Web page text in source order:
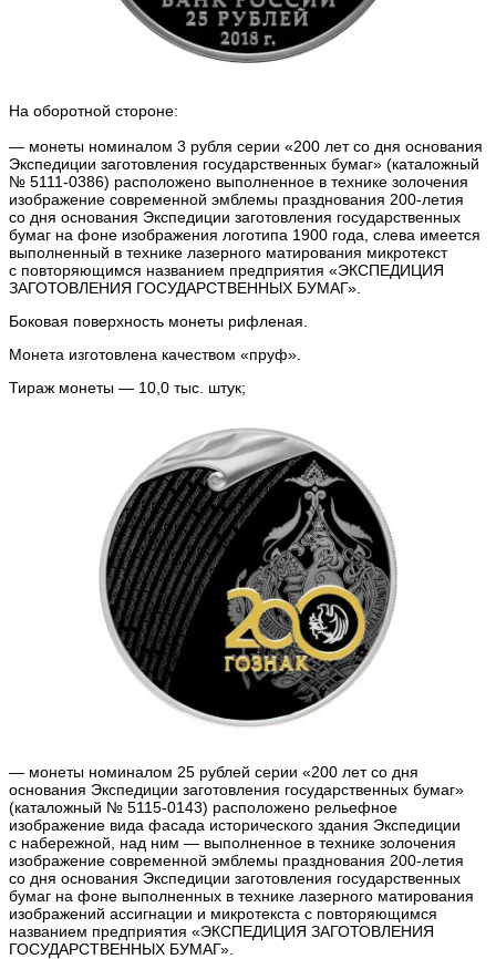
На оборотной стороне:
— монеты номиналом 3 рубля серии «200 лет со дня основания
Экспедиции заготовления государственных бумаг» (каталожный
№ 5111-0386) расположено выполненное в технике золочения
изображение современной эмблемы празднования 200-летия
со дня основания Экспедиции заготовления государственных
бумаг на фоне изображения логотипа 1900 года, слева имеется
выполненный в технике лазерного матирования микротекст
с повторяющимся названием предприятия «ЭКСПЕДИЦИЯ
ЗАГОТОВЛЕНИЯ ГОСУДАРСТВЕННЫХ БУМАГ».
Боковая поверхность монеты рифленая.
Монета изготовлена качеством «пруф».
Тираж монеты — 10,0 тыс. штук;
— монеты номиналом 25 рублей серии «200 лет со дня
основания Экспедиции заготовления государственных бумаг»
(каталожный № 5115-0143) расположено рельефное
изображение вида фасада исторического здания Экспедиции
с набережной, над ним — выполненное в технике золочения
изображение современной эмблемы празднования 200-летия
со дня основания Экспедиции заготовления государственных
бумаг на фоне выполненных в технике лазерного матирования
изображений ассигнации и микротекста с повторяющимся
названием предприятия «ЭКСПЕДИЦИЯ ЗАГОТОВЛЕНИЯ
ГОСУДАРСТВЕННЫХ БУМАГ».